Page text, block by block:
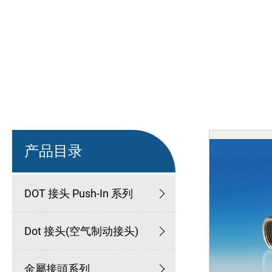
产品目录
DOT 接头 Push-In 系列
Dot 接头(空气制动接头)
金屬接頭系列